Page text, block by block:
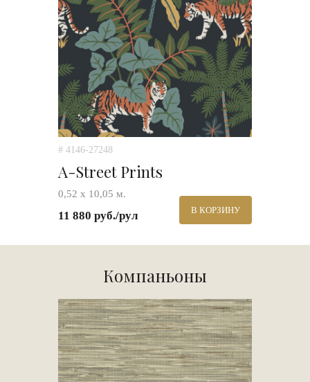
# 4146-27248
A-Street Prints
0,52 х 10,05 м.
11 880 руб./рул В КОРЗИНУ
Компаньоны